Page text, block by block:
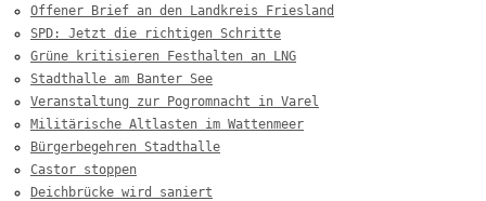
Offener Brief an den Landkreis Friesland
SPD: Jetzt die richtigen Schritte
Grüne kritisieren Festhalten an LNG
Stadthalle am Banter See
Veranstaltung zur Pogromnacht in Varel
Militärische Altlasten im Wattenmeer
Bürgerbegehren Stadthalle
Castor stoppen
Deichbrücke wird saniert